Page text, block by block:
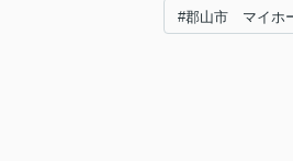
#郡山市 マイホ